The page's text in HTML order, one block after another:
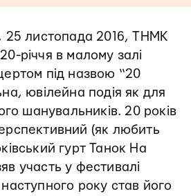
25 листопада 2016, ТНМК
річчя в малому залі
під назвою “20
ювілейна подія як для
шанувальників. 20 років
(як любить
гурт Танок На
участь у фестивалі
року став його